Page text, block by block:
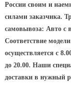
России своим и
силами заказчика.
самовывоза: Авто с
Соответствие
осуществляется с
до 20.00. Наши
доставки в нужный